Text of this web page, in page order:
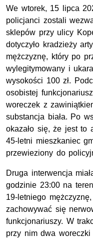
We wtorek, 15 lipca
policjanci zostali
sklepów przy ulicy
dotyczyło kradzieży
mężczyznę, który po
wylegitymowany i
wysokości 100 zł.
osobistej
woreczek z
substancja biała. Po
okazało się, że jest to
45-letni mieszkaniec
przewieziony do
Druga interwencja
godzinie 23:00 na
19-letniego
zachowywać się
funkcjonariuszy. W
przy nim dwa woreczki